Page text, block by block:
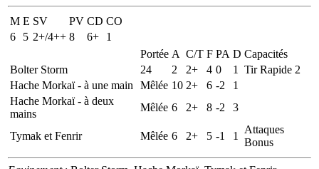
M E SV PV CD CO
6
5 2+/4++ 8 6+
1
Portée A C/T F PA D Capacités
Bolter Storm
24 2 2+ 4 0 1
Tir Rapide 2
Hache Morkaï - à une main
Mêlée 10 2+ 6 -2
1
Hache Morkaï - à deux
mains
Mêlée 6 2+ 8 -2 3
Tymak et Fenrir Mêlée 6 2+ 5 -1 1
Attaques
Bonus